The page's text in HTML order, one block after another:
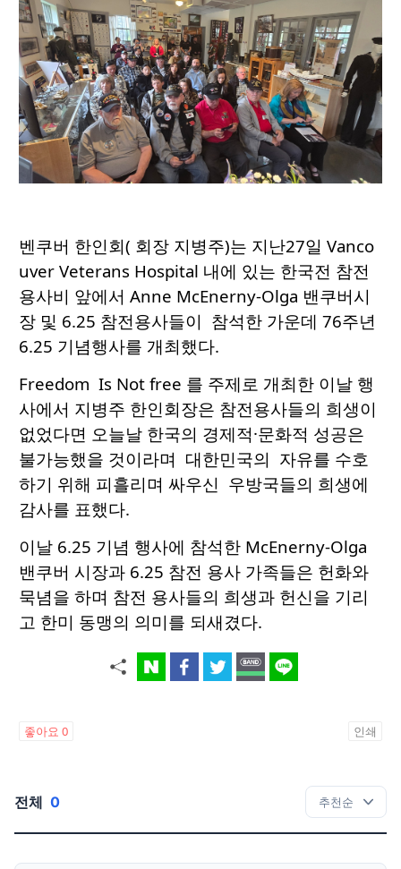
벤쿠버 한인회( 회장 지병주)는 지난27일 Vanco
uver Veterans Hospital 내에 있는 한국전 참전
용사비 앞에서 Anne McEnerny-Olga 밴쿠버시
장 및 6.25 참전용사들이 참석한 가운데 76주년
6.25 기념행사를 개최했다.
Freedom Is Not free 를 주제로 개최한 이날 행
사에서 지병주 한인회장은 참전용사들의 희생이
없었다면 오늘날 한국의 경제적·문화적 성공은
불가능했을 것이라며 대한민국의 자유를 수호
하기 위해 피흘리며 싸우신 우방국들의 희생에
감사를 표했다.
이날 6.25 기념 행사에 참석한 McEnerny-Olga
밴쿠버 시장과 6.25 참전 용사 가족들은 헌화와
묵념을 하며 참전 용사들의 희생과 헌신을 기리
고 한미 동맹의 의미를 되새겼다.
좋아요 0 인쇄
전체 0